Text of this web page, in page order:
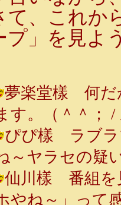
て、これか
プ」を見よ
夢楽堂樣 何だ
す。（＾＾； /
ぴぴ樣 ラブラ
～ヤラセの疑
仙川樣 番組を
やね～」って